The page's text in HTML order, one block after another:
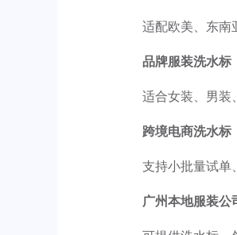
适配欧美、东南
品牌服装洗水标
适合女装、男装
跨境电商洗水标
支持小批量试单
广州本地服装公